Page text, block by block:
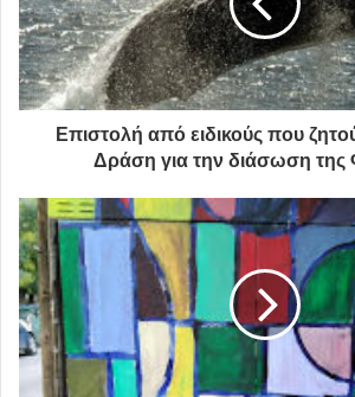
*Απαραίτητη η αστυνομική ταυτότητα
τους εθελοντές.
δήμος φιλοθέης -
εθελοντική
Επιστολή από ειδικούς που
Δράση για την διάσωση της